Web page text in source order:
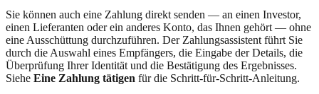
Sie können auch eine Zahlung direkt senden — an einen Investor,
einen Lieferanten oder ein anderes Konto, das Ihnen gehört — ohne
eine Ausschüttung durchzuführen. Der Zahlungsassistent führt Sie
durch die Auswahl eines Empfängers, die Eingabe der Details, die
Überprüfung Ihrer Identität und die Bestätigung des Ergebnisses.
Siehe Eine Zahlung tätigen für die Schritt-für-Schritt-Anleitung.